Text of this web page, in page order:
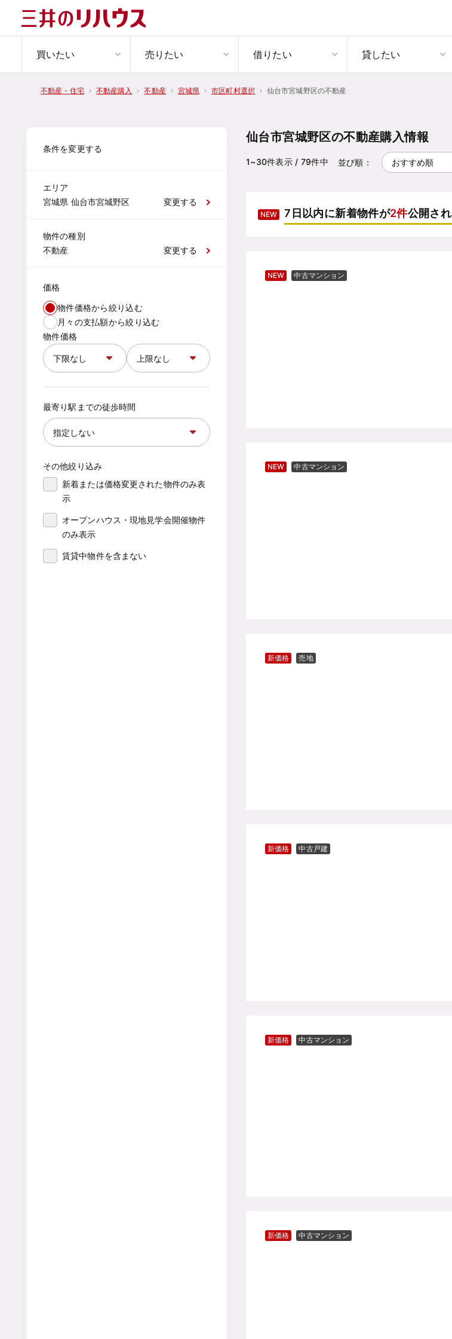
買いたい 売りたい 借りたい 貸したい
不動産・住宅 不動産購入 不動産 宮城県 市区町村選択 仙台市宮城野区の不動産
条件を変更する
エリア
宮城県 仙台市宮城野区
変更する
物件の種別
不動産
変更する
価格
物件価格から絞り込む
月々の支払額から絞り込む
物件価格
最寄り駅までの徒歩時間
その他絞り込み
新着または価格変更された物件のみ表
示
オープンハウス・現地見学会開催物件
のみ表示
賃貸中物件を含まない
仙台市宮城野区の不動産購入情報
1~30件表示/ 79件中 並び順：
NEW 7日以内に新着物件が2件公開され
NEW 中古マンション
NEW 中古マンション
新価格 売地
新価格 中古戸建
新価格 中古マンション
新価格 中古マンション